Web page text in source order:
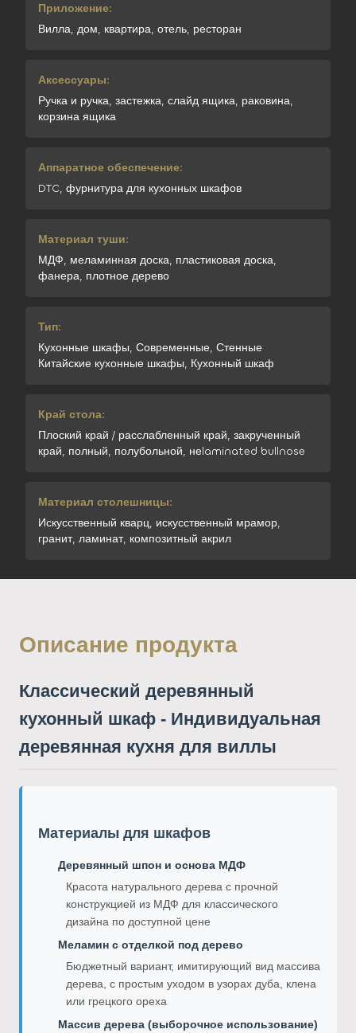
Приложение:
Вилла, дом, квартира, отель, ресторан
Аксессуары:
Ручка и ручка, застежка, слайд ящика, раковина,
корзина ящика
Аппаратное обеспечение:
DTC, фурнитура для кухонных шкафов
Материал туши:
МДФ, меламинная доска, пластиковая доска,
фанера, плотное дерево
Тип:
Кухонные шкафы, Современные, Стенные
Китайские кухонные шкафы, Кухонный шкаф
Край стола:
Плоский край / расслабленный край, закрученный
край, полный, полубольной, неlaminated bullnose
Материал столешницы:
Искусственный кварц, искусственный мрамор,
гранит, ламинат, композитный акрил
Описание продукта
Классический деревянный
кухонный шкаф - Индивидуальная
деревянная кухня для виллы
Материалы для шкафов
Деревянный шпон и основа МДФ
Красота натурального дерева с прочной
конструкцией из МДФ для классического
дизайна по доступной цене
Меламин с отделкой под дерево
Бюджетный вариант, имитирующий вид массива
дерева, с простым уходом в узорах дуба, клена
или грецкого ореха
Массив дерева (выборочное использование)